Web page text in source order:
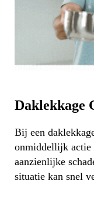
Daklekkage
Bij een
onmiddellijk actie
aanzienlijke
situatie kan snel